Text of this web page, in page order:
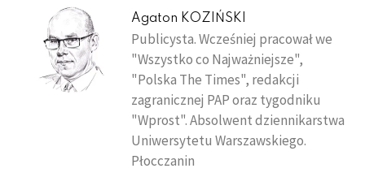
Agaton KOZIŃSKI
Publicysta. Wcześniej pracował we
"Wszystko co Najważniejsze",
"Polska The Times", redakcji
zagranicznej PAP oraz tygodniku
"Wprost". Absolwent dziennikarstwa
Uniwersytetu Warszawskiego.
Płocczanin